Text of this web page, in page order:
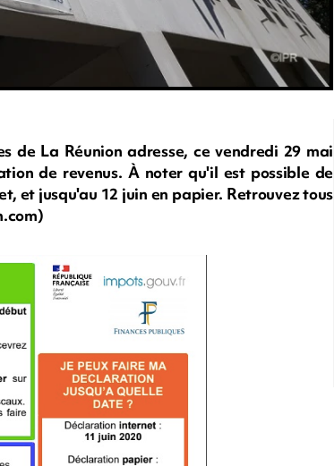
de La Réunion adresse, ce vendredi 29 mai
de revenus. À noter qu'il est possible de
et jusqu'au 12 juin en papier. Retrouvez tous